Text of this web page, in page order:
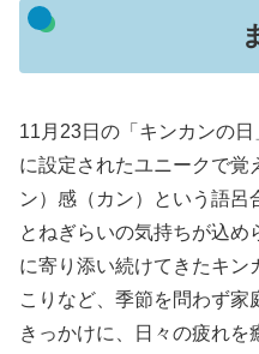
11月23日の「キンカンの
に設定されたユニークで覚
ン）感（カン）という語
とねぎらいの気持ちが込め
に寄り添い続けてきたキン
こりなど、季節を問わず家
きっかけに、日々の疲れを